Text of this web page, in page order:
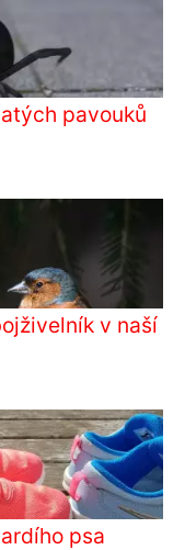
pavouků
v naší
psa